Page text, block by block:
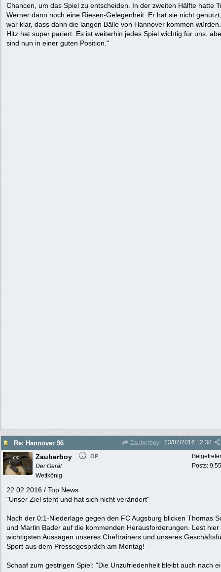
Chancen, um das Spiel zu entscheiden. In der zweiten Hälfte hatte
Werner dann noch eine Riesen-Gelegenheit. Er hat sie nicht
war klar, dass dann die langen Bälle von Hannover kommen
Hitz hat super pariert. Es ist weiterhin jedes Spiel wichtig für uns,
sind nun in einer guten Position."
Re: Hannover 96 Zauberboy 23/02/2016 12:38
Posts:
Zauberboy OP
Der Gerät
Wettkönig
22.02.2016 / Top News
"Unser Ziel steht und hat sich nicht verändert"
Nach der 0:1-Niederlage gegen den FC Augsburg blicken Thomas
und Martin Bader auf die kommenden Herausforderungen. Lest hier
wichtigsten Aussagen unseres Cheftrainers und unseres
Sport aus dem Pressegespräch am Montag!
Schaaf zum gestrigen Spiel: "Die Unzufriedenheit bleibt auch nach